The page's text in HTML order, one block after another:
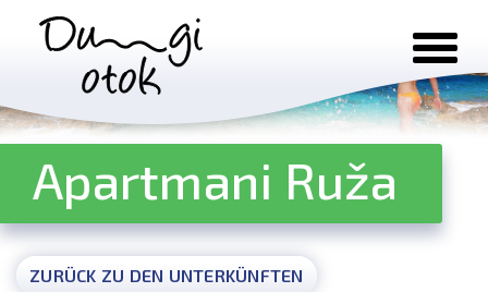
Zum Inhalt springen
Apartmani Ruža
ZURÜCK ZU DEN UNTERKÜNFTEN